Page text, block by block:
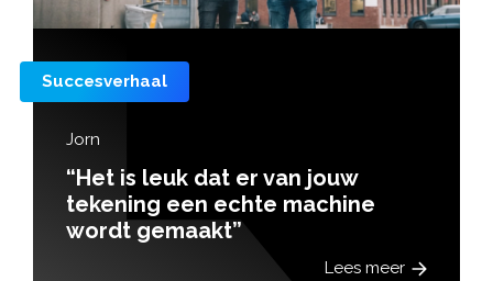
Succesverhaal
Jorn
“Het is leuk dat er van jouw
tekening een echte machine
wordt gemaakt”
Lees meer